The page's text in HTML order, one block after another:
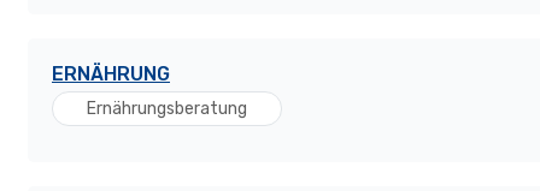
ERNÄHRUNG
Ernährungsberatung